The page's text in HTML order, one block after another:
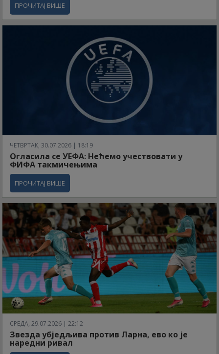
ПРОЧИТАЈ ВИШЕ
ЧЕТВРТАК, 30.07.2026 | 18:19
Огласила се УЕФА: Нећемо учествовати у
ФИФА такмичењима
ПРОЧИТАЈ ВИШЕ
СРЕДА, 29.07.2026 | 22:12
Звезда убједљива против Ларна, ево ко је
наредни ривал